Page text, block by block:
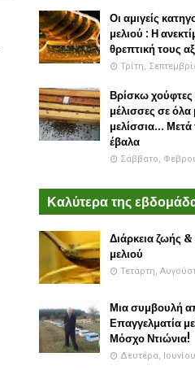
Οι αμιγείς
μελιού : Η
θρεπτική τους
Τρίτη,
Βρίσκω χούφτες
μέλισσες σε όλα
μελίσσια... Μετά
έβαλα
Σάββατο,
Καλύτερα της
Διάρκεια ζωής
μελιού
Τετάρτη,
Μια συμβουλή
Επαγγελματία
Μόσχο Ντιώνια!
Δευτέρα,